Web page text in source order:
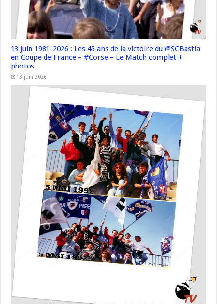
13 juin 1981-2026 : Les 45 ans de la victoire du @SCBastia
en Coupe de France – #Corse – Le Match complet +
photos
13 juin 2026